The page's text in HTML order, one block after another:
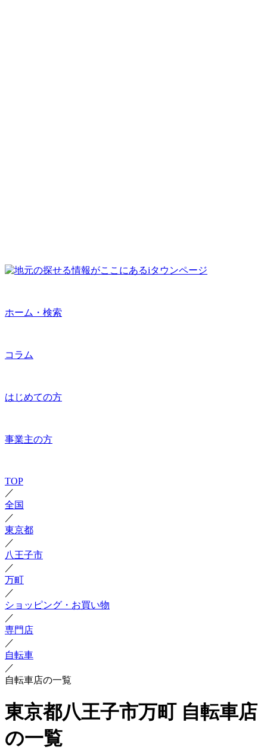
ホーム・検索
コラム
はじめての方
事業主の方
TOP
／
全国
／
東京都
／
八王子市
／
万町
／
ショッピング・お買い物
／
専門店
／
自転車
／
自転車店の一覧
東京都八王子市万町 自転車店
の一覧